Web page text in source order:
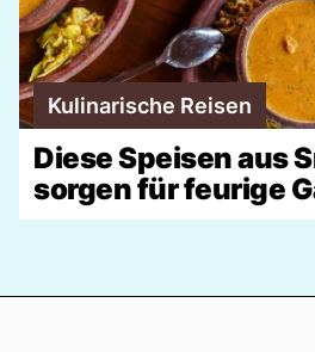
Kulinarische Reisen
Diese Speisen aus
sorgen für feurige